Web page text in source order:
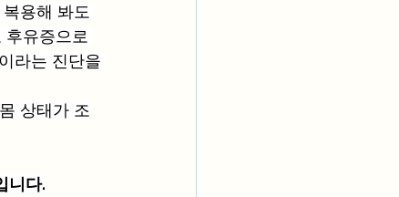
용해 봐도
유증으로
라는 진단을
상태가 조
니다.